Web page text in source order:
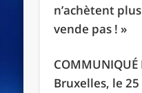
n’achètent
vende pas ! »
COMMUNIQUÉ
Bruxelles, le